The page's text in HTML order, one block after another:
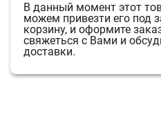
В данный момент этот
можем привезти его под
корзину, и оформите
свяжеться с Вами и
доставки.